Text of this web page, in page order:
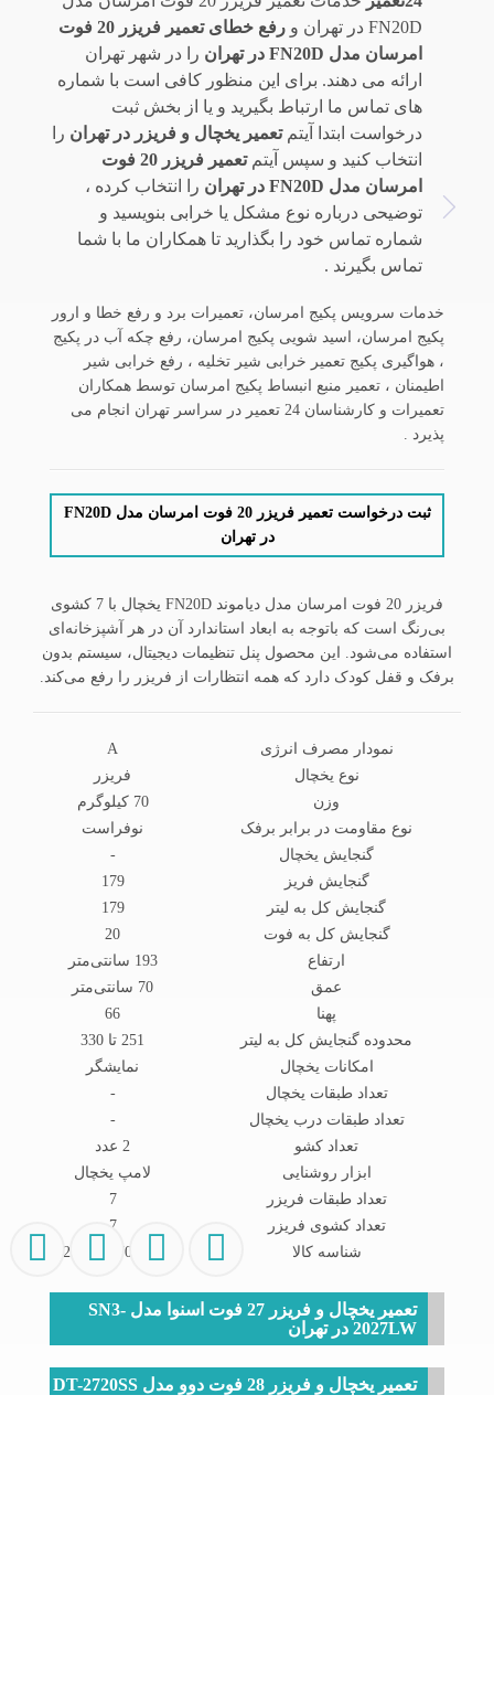
FN20D در تهران و
رفع خطای تعمیر فریزر 20 فوت
امرسان مدل FN20D در تهران
را در شهر تهران
ارائه می دهند. برای این منظور کافی است با شماره
های تماس ما ارتباط بگیرید و یا از بخش ثبت
درخواست ابتدا آیتمتعمیر یخچال و فریزر در تهران را
انتخاب کنید و سپس آیتم
تعمیر فریزر 20 فوت
امرسان مدل FN20D در تهران
را انتخاب کرده ،
توضیحی درباره نوع مشکل یا خرابی بنویسید و
شماره تماس خود را بگذارید تا همکاران ما با شما
تماس بگیرند .
خدمات سرویس پکیج امرسان، تعمیرات برد و رفع خطا و ارور
پکیج امرسان، اسید شویی پکیج امرسان، رفع چکه آب در پکیج
، هواگیری پکیج تعمیر خرابی شیر تخلیه ، رفع خرابی شیر
اطیمنان ، تعمیر منبع انبساط پکیج امرسان توسط همکاران
تعمیرات و کارشناسان 24 تعمیر در سراسر تهران انجام می
پذیرد .
ثبت درخواست تعمیر فریزر 20 فوت امرسان مدل FN20D
در تهران
فریزر 20 فوت امرسان مدل دیاموند FN20D یخچال با 7 کشوی
بی‌رنگ است که باتوجه به ابعاد استاندارد آن در هر آشپزخانه‌ای
استفاده می‌شود. این محصول پنل تنظیمات دیجیتال، سیستم بدون
برفک و قفل کودک دارد که همه انتظارات از فریزر را رفع می‌کند.
نمودار مصرف انرژی
A
نوع یخچال
فریزر
وزن
70 کیلوگرم
نوع مقاومت در برابر برفک
نوفراست
گنجایش یخچال
-
گنجایش فریز
179
گنجایش کل به لیتر
179
گنجایش کل به فوت
20
ارتفاع
193 سانتی‌متر
عمق
70 سانتی‌متر
پهنا
66
محدوده گنجایش کل به لیتر
251 تا 330
امکانات یخچال
نمایشگر
تعداد طبقات یخچال
-
تعداد طبقات درب یخچال
-
تعداد کشو
2 عدد
ابزار روشنایی
لامپ یخچال
تعداد طبقات فریزر
7
تعداد کشوی فریزر
7
شناسه کالا
2901188700530
تعمیر یخچال و فریزر 27 فوت اسنوا مدل SN3-
2027LW در تهران
تعمیر یخچال و فریزر 28 فوت دوو مدل DT-2720SS